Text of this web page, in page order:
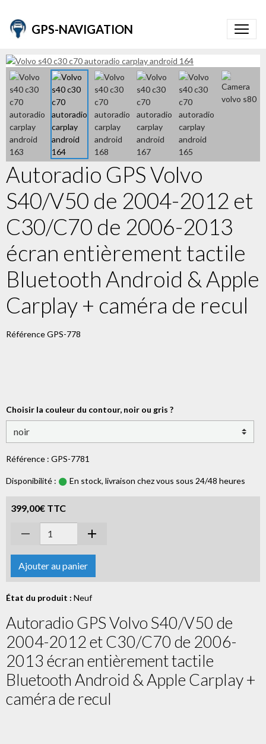
GPS-NAVIGATION
Autoradio GPS Volvo
S40/V50 de 2004-2012 et
C30/C70 de 2006-2013
écran entièrement tactile
Bluetooth Android & Apple
Carplay + caméra de recul
Référence GPS-778
Choisir la couleur du contour, noir ou gris ?
Référence : GPS-7781
Disponibilité : En stock, livraison chez vous sous 24/48 heures
399,00€ TTC
Ajouter au panier
État du produit : Neuf
Autoradio GPS Volvo S40/V50 de
2004-2012 et C30/C70 de 2006-
2013 écran entièrement tactile
Bluetooth Android & Apple Carplay +
caméra de recul